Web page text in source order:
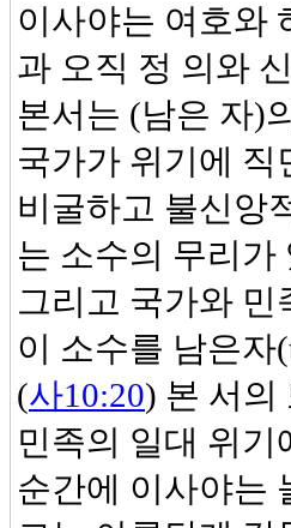
이사야는 여호와
과 오직 정 의와
본서는 (남은 자)
국가가 위기에 직
비굴하고 불신앙
는 소수의 무리가
그리고 국가와 민
이 소수를 남은자
(사10:20) 본 서의
민족의 일대 위
순간에 이사야는